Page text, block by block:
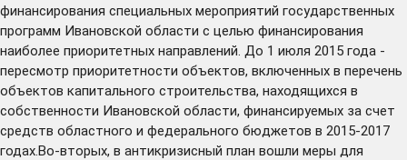
финансирования специальных мероприятий государственных
программ Ивановской области с целью финансирования
наиболее приоритетных направлений. До 1 июля 2015 года -
пересмотр приоритетности объектов, включенных в перечень
объектов капитального строительства, находящихся в
собственности Ивановской области, финансируемых за счет
средств областного и федерального бюджетов в 2015-2017
годах.Во-вторых, в антикризисный план вошли меры для